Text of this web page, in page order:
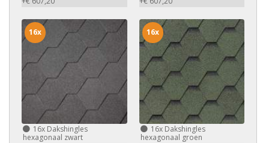
16x Dakshingles
hexagonaal zwart
16x
16xDakshingles
hexagonaal groen
16x